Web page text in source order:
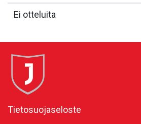
Ei otteluita
Tietosuojaseloste